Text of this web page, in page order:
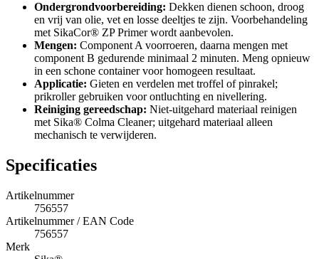
Ondergrondvoorbereiding: Dekken dienen schoon, droog
en vrij van olie, vet en losse deeltjes te zijn. Voorbehandeling
met SikaCor® ZP Primer wordt aanbevolen.
Mengen: Component A voorroeren, daarna mengen met
component B gedurende minimaal 2 minuten. Meng opnieuw
in een schone container voor homogeen resultaat.
Applicatie: Gieten en verdelen met troffel of pinrakel;
prikroller gebruiken voor ontluchting en nivellering.
Reiniging gereedschap: Niet-uitgehard materiaal reinigen
met Sika® Colma Cleaner; uitgehard materiaal alleen
mechanisch te verwijderen.
Specificaties
Artikelnummer
756557
Artikelnummer / EAN Code
756557
Merk